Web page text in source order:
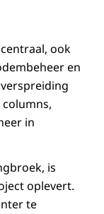
ook
en
in
is
oplevert.
te